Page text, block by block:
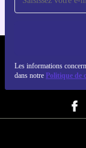
Les informations
dans notre Politique de